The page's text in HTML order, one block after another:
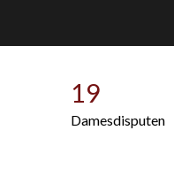
19
Damesdisputen